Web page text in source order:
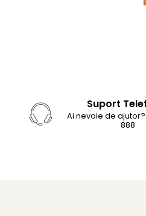
Suport
Ai nevoie de
888